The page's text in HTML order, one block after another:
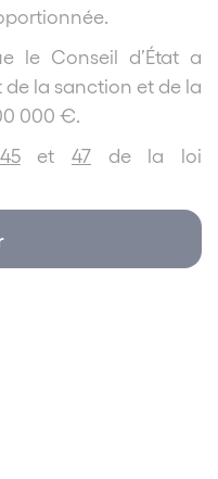
le Conseil d’État a
la sanction et de la
000 €.
45et47 de la loi